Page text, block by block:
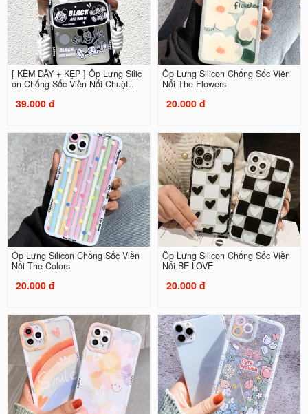
[ KÈM DÂY + KẸP ] Ốp Lưng Silic
on Chống Sốc Viền Nổi Chuột...
39.000 đ
Ốp Lưng Silicon Chống Sốc Viền
Nổi The Flowers
20.000 đ
Ốp Lưng Silicon Chống Sốc Viền
Nổi The Colors
20.000 đ
Ốp Lưng Silicon Chống Sốc Viền
Nổi BE LOVE
20.000 đ